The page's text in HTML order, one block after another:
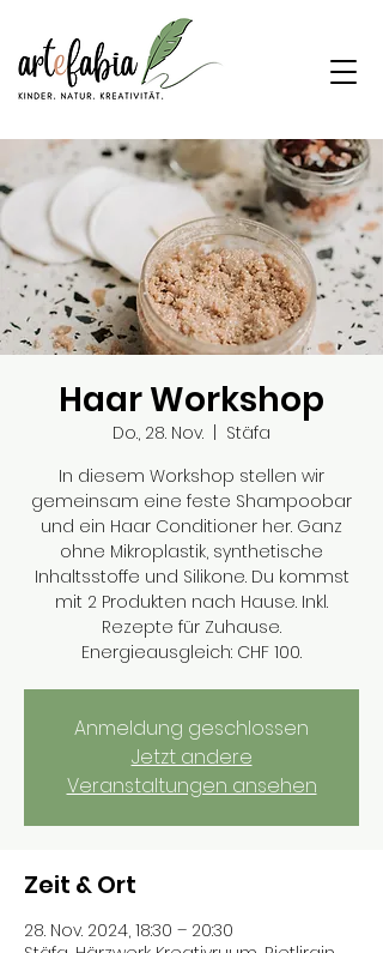
Haar Workshop
Do., 28. Nov.
Stäfa
In diesem Workshop stellen wir
gemeinsam eine feste Shampoobar
und ein Haar Conditioner her. Ganz
ohne Mikroplastik, synthetische
Inhaltsstoffe und Silikone. Du kommst
mit 2 Produkten nach Hause. Inkl.
Rezepte für Zuhause.
Energieausgleich: CHF 100.
Anmeldung geschlossen
Jetzt andere
Veranstaltungen ansehen
Zeit & Ort
28. Nov. 2024, 18:30 – 20:30